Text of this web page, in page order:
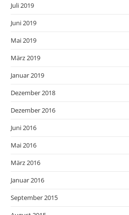
Juli 2019
Juni 2019
Mai 2019
März 2019
Januar 2019
Dezember 2018
Dezember 2016
Juni 2016
Mai 2016
März 2016
Januar 2016
September 2015